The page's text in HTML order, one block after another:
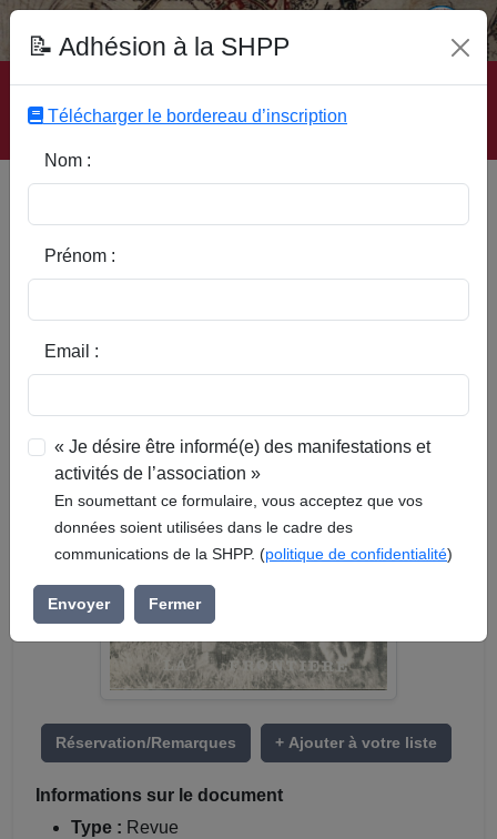
Accueil | Site SHPP | Auteurs | Editeurs | Rubriques |
Sous-Rubriques | Mots-Clefs | Contact
Bachy
Réservation/Remarques + Ajouter à votre liste
Informations sur le document
Type : Revue
📝 Adhésion à la SHPP
Télécharger le bordereau d’inscription
Nom :
Prénom :
Email :
« Je désire être informé(e) des manifestations et
activités de l’association »
En soumettant ce formulaire, vous acceptez que vos
données soient utilisées dans le cadre des
communications de la SHPP. (politique de confidentialité)
Envoyer Fermer